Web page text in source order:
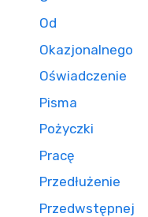
Od
Okazjonalnego
Oświadczenie
Pisma
Pożyczki
Pracę
Przedłużenie
Przedwstępnej